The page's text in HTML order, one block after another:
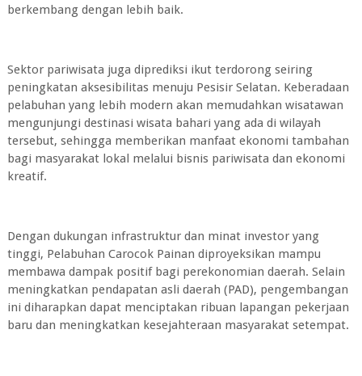
berkembang dengan lebih baik.
Sektor pariwisata juga diprediksi ikut terdorong seiring
peningkatan aksesibilitas menuju Pesisir Selatan. Keberadaan
pelabuhan yang lebih modern akan memudahkan wisatawan
mengunjungi destinasi wisata bahari yang ada di wilayah
tersebut, sehingga memberikan manfaat ekonomi tambahan
bagi masyarakat lokal melalui bisnis pariwisata dan ekonomi
kreatif.
Dengan dukungan infrastruktur dan minat investor yang
tinggi, Pelabuhan Carocok Painan diproyeksikan mampu
membawa dampak positif bagi perekonomian daerah. Selain
meningkatkan pendapatan asli daerah (PAD), pengembangan
ini diharapkan dapat menciptakan ribuan lapangan pekerjaan
baru dan meningkatkan kesejahteraan masyarakat setempat.